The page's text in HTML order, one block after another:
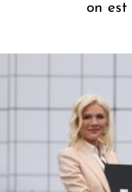
on est